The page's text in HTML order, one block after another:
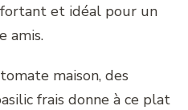
et idéal pour un
amis.
maison, des
frais donne à ce plat